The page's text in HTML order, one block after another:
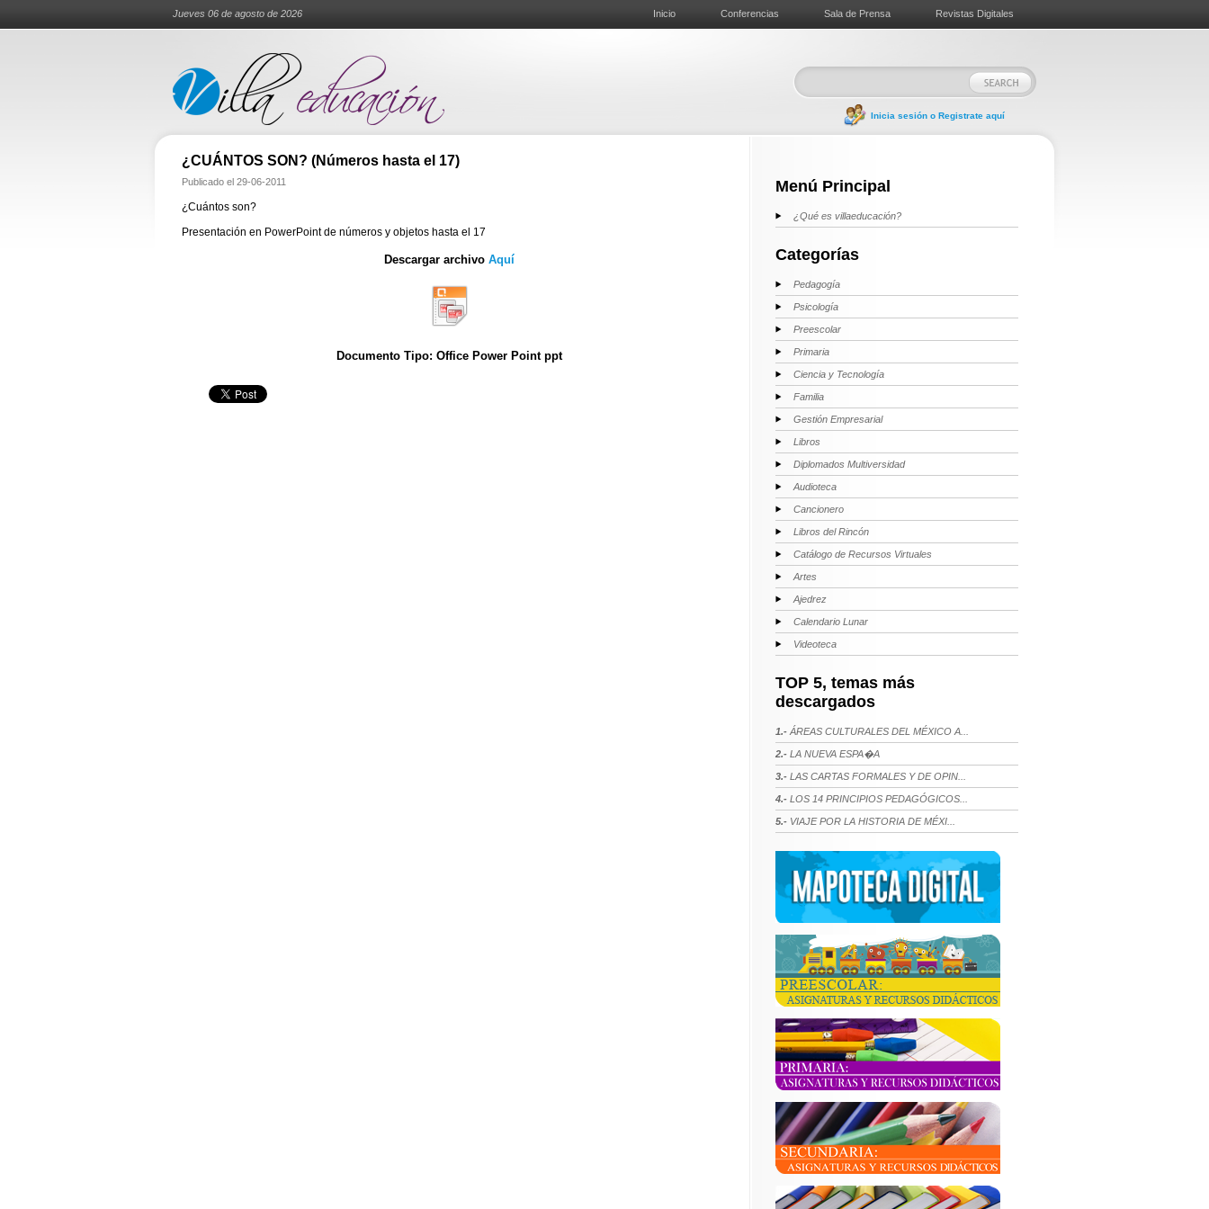
Jueves 06 de agosto de 2026 Inicio Conferencias Sala de Prensa Revistas Digitales
Inicia sesión o Registrate aquí
¿CUÁNTOS SON? (Números hasta el 17)
Publicado el 29-06-2011
¿Cuántos son?
Presentación en PowerPoint de números y objetos hasta el 17
Descargar archivo Aquí
Documento Tipo: Office Power Point ppt
Menú Principal
¿Qué es villaeducación?
Categorías
Pedagogía
Psicología
Preescolar
Primaria
Ciencia y Tecnología
Familia
Gestión Empresarial
Libros
Diplomados Multiversidad
Audioteca
Cancionero
Libros del Rincón
Catálogo de Recursos Virtuales
Artes
Ajedrez
Calendario Lunar
Videoteca
TOP 5, temas más
descargados
1.- ÁREAS CULTURALES DEL MÉXICO A...
2.- LA NUEVA ESPA�A
3.- LAS CARTAS FORMALES Y DE OPIN...
4.- LOS 14 PRINCIPIOS PEDAGÓGICOS...
5.- VIAJE POR LA HISTORIA DE MÉXI...